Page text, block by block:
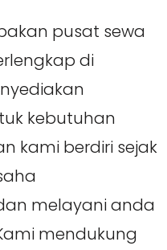
pusat sewa
di
kebutuhan
kami berdiri sejak
melayani anda
mendukung